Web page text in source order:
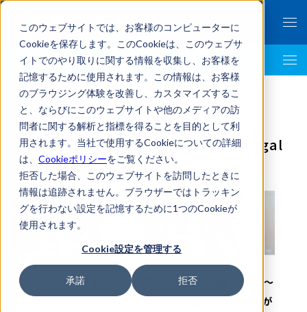
このウェブサイトでは、お客様のコンピューターに
Cookieを保存します。このCookieは、このウェブサ
イトでのやり取りに関する情報を収集し、お客様を
記憶するために使用されます。この情報は、お客様
のブラウジング体験を改善し、カスタマイズするこ
と、ならびにこのウェブサイトや他のメディアの訪
問者に関する解析と指標を得ることを目的として利
用されます。当社で使用するCookieについての詳細
は、 Cookieポリシーをご覧ください。
拒否した場合、このウェブサイトを訪問したときに
情報は追跡されません。ブラウザーではトラッキン
グを行わない設定を記憶するために1つのCookieが
使用されます。
Cookie設定を管理する
承諾 拒否
LegalTech AI Top
「Saito Law Group」のFRONTEO Legal
Link Portal一覧
アメリカ訴訟弁護士が語る ～
大きなハンデは大きな力にな
アメリカ訴訟弁護士が語る ～
これから大逆転のチャンスが